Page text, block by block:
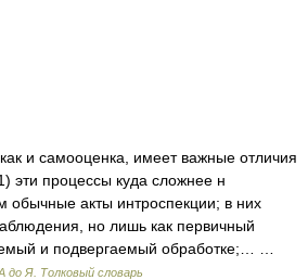
и самооценка, имеет важные отличия
эти процессы куда сложнее н
обычные акты интроспекции; в них
но лишь как первичный
и подвергаемый обработке;… …
до Я. Толковый словарь